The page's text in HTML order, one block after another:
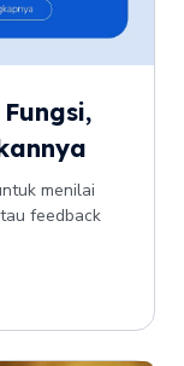
menilai
feedback